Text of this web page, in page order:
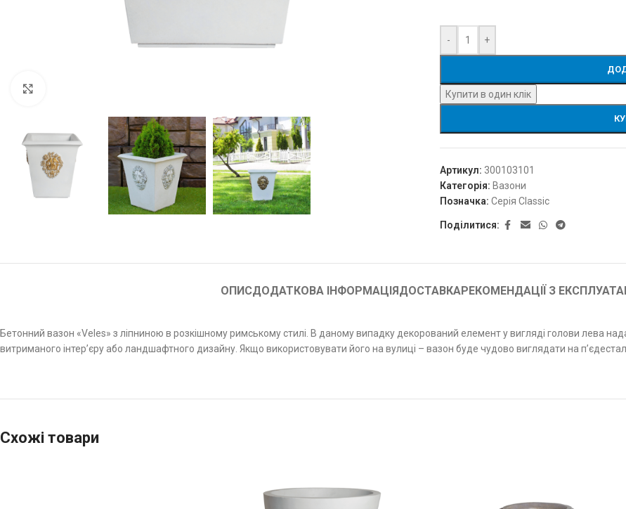
- +
Купити в один клік
Артикул: 300103101
Категорія: Вазони
Позначка: Серія Classic
Поділитися:
ОПИСДОДАТКОВА ІНФОРМАЦІЯДОСТАВКАРЕКОМЕНДАЦІЇ З
Бетонний вазон «Veles» з ліпниною в розкішному римському стилі. В даному випадку декорований елемент у вигляді голови лева
витриманого інтер’єру або ландшафтного дизайну. Якщо використовувати його на вулиці – вазон буде чудово виглядати на
Схожі товари